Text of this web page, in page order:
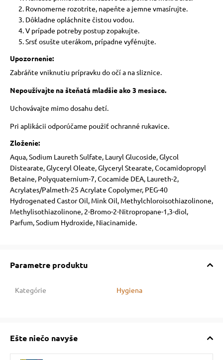
Rovnomerne rozotrite, napeňte a jemne vmasírujte.
Dôkladne opláchnite čistou vodou.
V prípade potreby postup zopakujte.
Srsť osušte uterákom, prípadne vyfénujte.
Upozornenie:
Zabráňte vniknutiu prípravku do očí a na sliznice.
Nepoužívajte na šteňatá mladšie ako 3 mesiace.
Uchovávajte mimo dosahu detí.
Pri aplikácii odporúčame použiť ochranné rukavice.
Zloženie:
Aqua, Sodium Laureth Sulfate, Lauryl Glucoside, Glycol
Distearate, Glyceryl Oleate, Glyceryl Stearate, Cocamidopropyl
Betaine, Polyquaternium-7, Cocamide DEA, Laureth-2,
Acrylates/Palmeth-25 Acrylate Copolymer, PEG-40
Hydrogenated Castor Oil, Mink Oil, Methylchloroisothiazolinone,
Methylisothiazolinone, 2-Bromo-2-Nitropropane-1,3-diol,
Parfum, Sodium Hydroxide, Niacinamide.
Parametre produktu
Kategórie Hygiena
Ešte niečo navyše